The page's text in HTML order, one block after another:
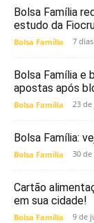
Bolsa Família
estudo da
Bolsa Família 7
Bolsa Família e
apostas após
Bolsa Família 23
Bolsa Família:
Bolsa Família 30
Cartão
em sua cidade!
Bolsa Família 9 de